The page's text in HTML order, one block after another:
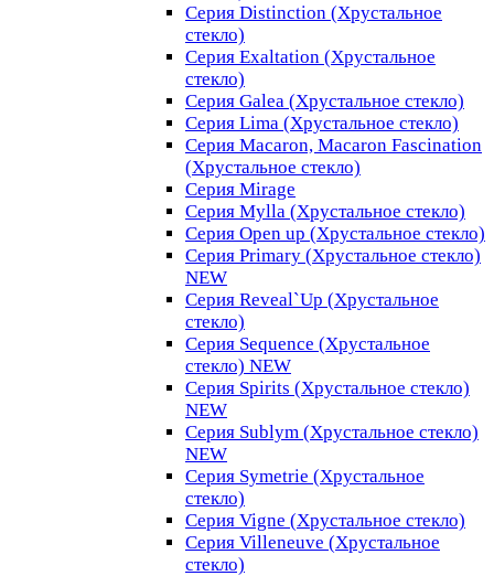
Серия Distinction (Хрустальное
стекло)
Серия Exaltation (Хрустальное
стекло)
Серия Galea (Хрустальное стекло)
Серия Lima (Хрустальное стекло)
Серия Macaron, Macaron Fascination
(Хрустальное стекло)
Серия Mirage
Серия Mylla (Хрустальное стекло)
Серия Open up (Хрустальное стекло)
Серия Primary (Хрустальное стекло)
NEW
Серия Reveal`Up (Хрустальное
стекло)
Серия Sequence (Хрустальное
стекло) NEW
Серия Spirits (Хрустальное стекло)
NEW
Серия Sublym (Хрустальное стекло)
NEW
Серия Symetrie (Хрустальное
стекло)
Серия Vigne (Хрустальное стекло)
Серия Villeneuve (Хрустальное
стекло)